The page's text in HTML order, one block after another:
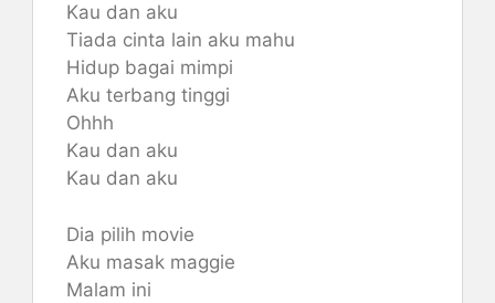
Kau dan aku
Tiada cinta lain aku mahu
Hidup bagai mimpi
Aku terbang tinggi
Ohhh
Kau dan aku
Kau dan aku
Dia pilih movie
Aku masak maggie
Malam ini